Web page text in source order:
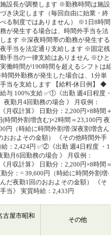
設長が調整します ※勤務時間は施設
き決定します（毎回自由に始業・終
る制度ではありません） ※1日8時間
が発生する場合は、時間外手当を法
ます ※深夜時間帯の勤務が発生する
手当を法定通り支給します ※固定残
手当の一律支給はありません ※ひと
働時間が190時間を超えるシフトは
間外勤務が発生した場合は、1分単
当を支給します 【給料‧休日例】 ◆
与 100%支給 ✅①《出勤 週4⽇程度
夜勤⽉4回勤務の場合 》 ⽉収例：
⽉収計算》 ⽇勤分：2,200円×8時間
(時間外割増含む)×2時間＝23,100円 夜
円（時給に時間外割増‧深夜割増含ん
おおよその⾦額） 《その他時間外手
給：2,424円 ✅②《出勤 週4⽇程度 ・1
勤⽉6回勤務の場合 》 ⽉収例：
⽉収計算》 ⽇勤分：2,200円×8時間
分：= 39,600円（時給に時間外割増‧
だ夜勤1回のおおよその⾦額） 《そ
当》 実質時給：2,433円
屋市昭和
その他